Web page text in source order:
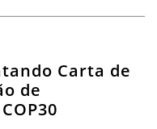
Carta de
de